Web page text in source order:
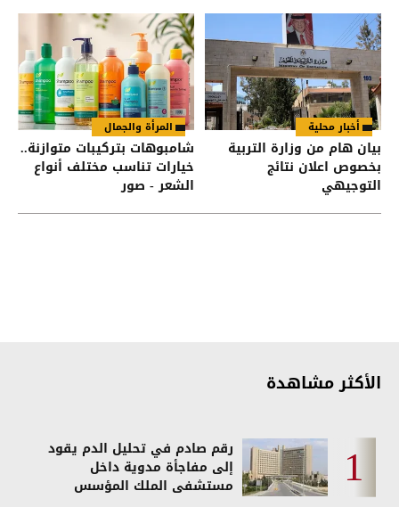
أخبار محلية
بيان هام من وزارة التربية
بخصوص اعلان نتائج
التوجيهي
المرأة والجمال
شامبوهات بتركيبات متوازنة..
خيارات تناسب مختلف أنواع
الشعر - صور
الأكثر مشاهدة
رقم صادم في تحليل الدم يقود
إلى مفاجأة مدوية داخل
مستشفى الملك المؤسس